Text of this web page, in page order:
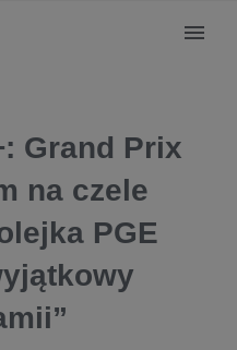
Grand Prix
na czele
PGE